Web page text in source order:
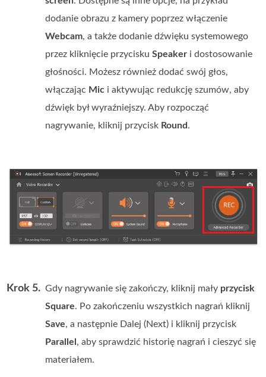
dodanie obrazu z kamery poprzez włączenie
Webcam, a także dodanie dźwięku systemowego
przez kliknięcie przyciskuSpeaker i dostosowanie
głośności. Możesz również dodać swój głos,
włączając Mic i aktywując redukcję szumów, aby
dźwięk był wyraźniejszy. Aby rozpocząć
nagrywanie, kliknij przycisk Round.
Krok 5. Gdy nagrywanie się zakończy, kliknij mały przycisk
Square. Po zakończeniu wszystkich nagrań kliknij
Save, a następnie Dalej (Next) i kliknij przycisk
Parallel , aby sprawdzić historię nagrań i cieszyć się
materiałem.